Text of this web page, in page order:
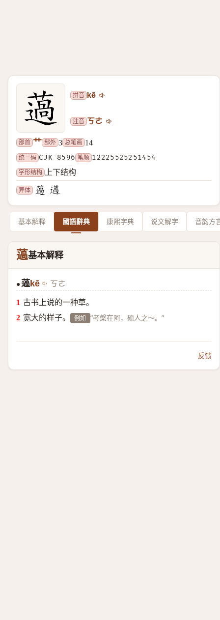
拼音 kē
注音 ㄎㄜ
部首 艹 部外 3 总笔画 14
统一码 CJK 8596 笔顺 12225525251454
字形结构
上下结构
异体
基本解释 國語辭典 康熙字典 说文解字 音韵方
薖基本解释
●薖kē ㄎㄜ
古书上说的一种草。
宽大的样子。
例如 “考槃在阿，硕人之～。”
反馈